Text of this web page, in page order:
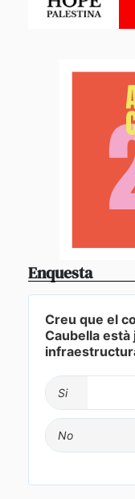
Enquesta
Creu que el
Caubella
Si
No